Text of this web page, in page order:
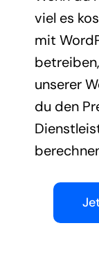
viel es
mit
unserer
du den